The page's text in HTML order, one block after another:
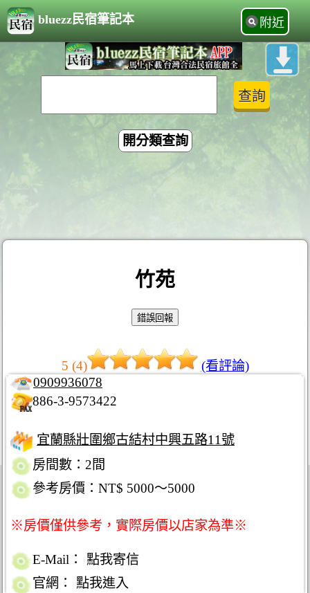
bluezz民宿筆記本 附近
開分類查詢
竹苑
5 (4)
(看評論)
0909936078
886-3-9573422
宜蘭縣壯圍鄉古結村中興五路11號
房間數：2間
參考房價：NT$ 5000～5000
※房價僅供參考，實際房價以店家為準※
E-Mail：
點我寄信
官網：
點我進入